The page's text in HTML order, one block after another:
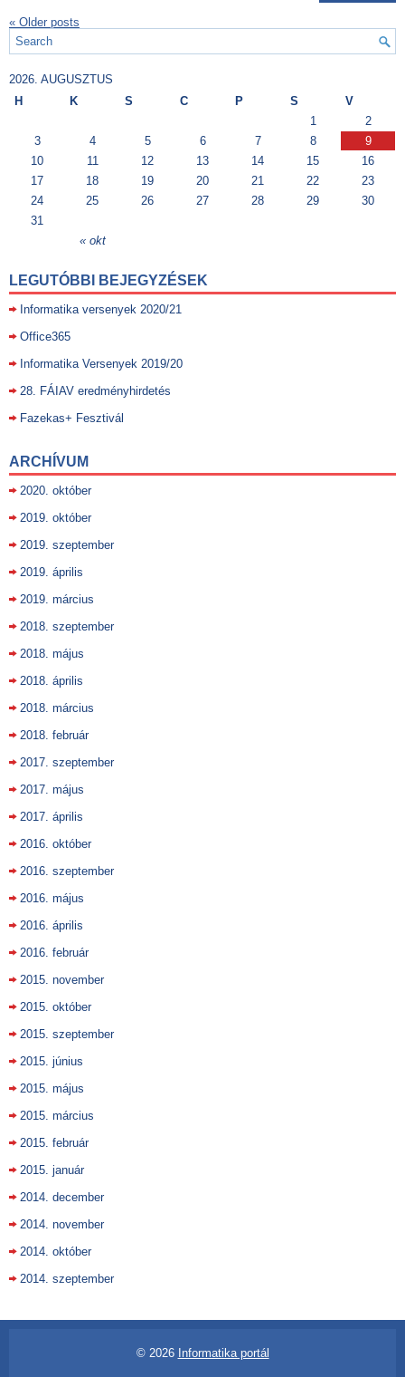
« Older posts
2026. AUGUSZTUS
H
K S C P S V
« okt
1
2
3
4 5 6 7 8
9
10
11 12 13 14 15
16
17
18 19 20 21 22
23
24
25 26 27 28 29
30
31
LEGUTÓBBI BEJEGYZÉSEK
Informatika versenyek 2020/21
Office365
Informatika Versenyek 2019/20
28. FÁIAV eredményhirdetés
Fazekas+ Fesztivál
ARCHÍVUM
2020. október
2019. október
2019. szeptember
2019. április
2019. március
2018. szeptember
2018. május
2018. április
2018. március
2018. február
2017. szeptember
2017. május
2017. április
2016. október
2016. szeptember
2016. május
2016. április
2016. február
2015. november
2015. október
2015. szeptember
2015. június
2015. május
2015. március
2015. február
2015. január
2014. december
2014. november
2014. október
2014. szeptember
© 2026 Informatika portál